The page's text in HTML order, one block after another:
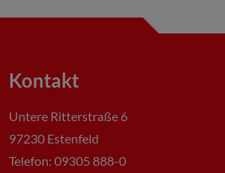
Kontakt
Untere Ritterstraße 6
97230 Estenfeld
Telefon: 09305 888-0